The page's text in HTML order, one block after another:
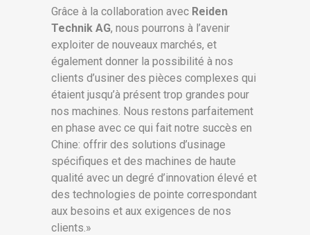
Grâce à la collaboration avec Reiden
Technik AG, nous pourrons à l’avenir
exploiter de nouveaux marchés, et
également donner la possibilité à nos
clients d’usiner des pièces complexes qui
étaient jusqu’à présent trop grandes pour
nos machines. Nous restons parfaitement
en phase avec ce qui fait notre succès en
Chine: offrir des solutions d’usinage
spécifiques et des machines de haute
qualité avec un degré d’innovation élevé et
des technologies de pointe correspondant
aux besoins et aux exigences de nos
clients.»